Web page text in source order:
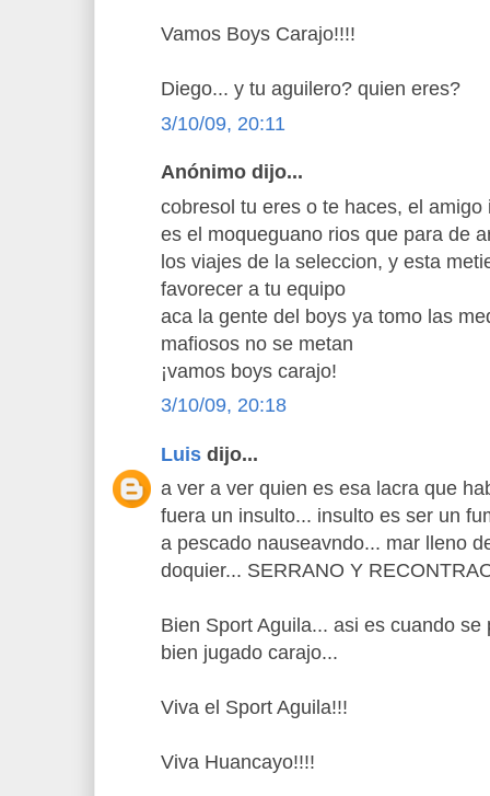
Vamos Boys Carajo!!!!
Diego... y tu aguilero? quien eres?
3/10/09, 20:11
Anónimo dijo...
cobresol tu eres o te haces, el
es el moqueguano rios que para de
los viajes de la seleccion, y esta
favorecer a tu equipo
aca la gente del boys ya tomo las
mafiosos no se metan
¡vamos boys carajo!
3/10/09, 20:18
Luis dijo...
a ver a ver quien es esa lacra que
fuera un insulto... insulto es ser un
a pescado nauseavndo... mar lleno
doquier... SERRANO Y
Bien Sport Aguila... asi es cuando
bien jugado carajo...
Viva el Sport Aguila!!!
Viva Huancayo!!!!